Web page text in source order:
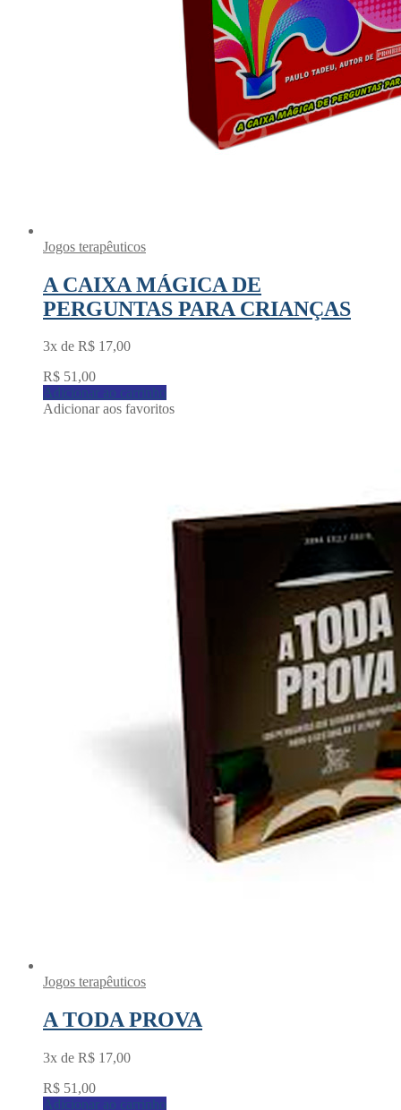
Jogos terapêuticos
A CAIXA MÁGICA DE
PERGUNTAS PARA CRIANÇAS
3x de R$ 17,00
R$ 51,00
Adicionar ao carrinho
Adicionar aos favoritos
Jogos terapêuticos
A TODA PROVA
3x de R$ 17,00
R$ 51,00
Adicionar ao carrinho